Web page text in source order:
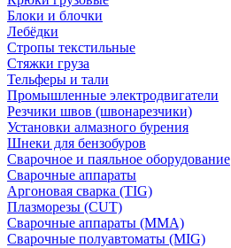
Блоки и блочки
Лебёдки
Стропы текстильные
Стяжки груза
Тельферы и тали
Промышленные электродвигатели
Резчики швов (швонарезчики)
Установки алмазного бурения
Шнеки для бензобуров
Сварочное и паяльное оборудование
Сварочные аппараты
Аргоновая сварка (TIG)
Плазморезы (CUT)
Сварочные аппараты (MMA)
Сварочные полуавтоматы (MIG)